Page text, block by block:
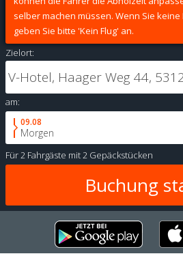
selber machen müssen. Wenn Sie
geben Sie bitte 'Kein Flug' an.
Zielort:
am:
09.08
Morgen
Für2 Fahrgäste mit2 Gepäckstücken